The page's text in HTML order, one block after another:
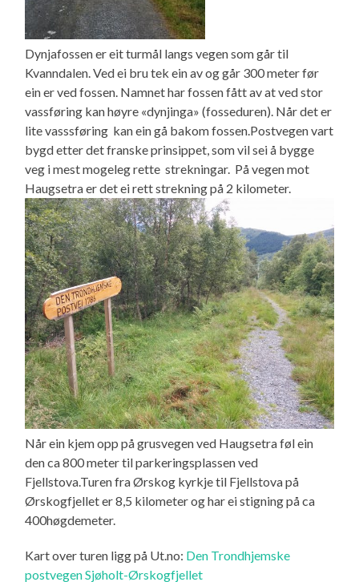
Dynjafossen er eit turmål langs vegen som går til
Kvanndalen. Ved ei bru tek ein av og går 300 meter før
ein er ved fossen. Namnet har fossen fått av at ved stor
vassføring kan høyre «dynjinga» (fosseduren). Når det er
lite vasssføring kan ein gå bakom fossen.Postvegen vart
bygd etter det franske prinsippet, som vil sei å bygge
veg i mest mogeleg rette strekningar. På vegen mot
Haugsetra er det ei rett strekning på 2 kilometer.
Når ein kjem opp på grusvegen ved Haugsetra føl ein
den ca 800 meter til parkeringsplassen ved
Fjellstova.Turen fra Ørskog kyrkje til Fjellstova på
Ørskogfjellet er 8,5 kilometer og har ei stigning på ca
400høgdemeter.
Kart over turen ligg på Ut.no: Den Trondhjemske
postvegen Sjøholt-Ørskogfjellet